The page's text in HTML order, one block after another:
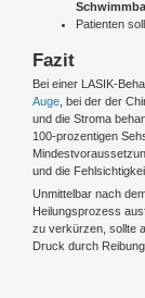
Patienten
Fazit
Bei einer LASIK-
Auge , bei der der
und die Stroma
100-prozentigen
und die
Unmittelbar nach
Heilungsprozess
zu verkürzen, sollte
Druck durch